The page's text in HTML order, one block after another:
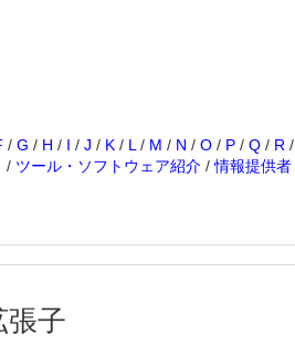
/ G / H / I / J / K / L / M / N / O / P / Q / R /
/ ツール・ソフトウェア紹介 /情報提供者
張子